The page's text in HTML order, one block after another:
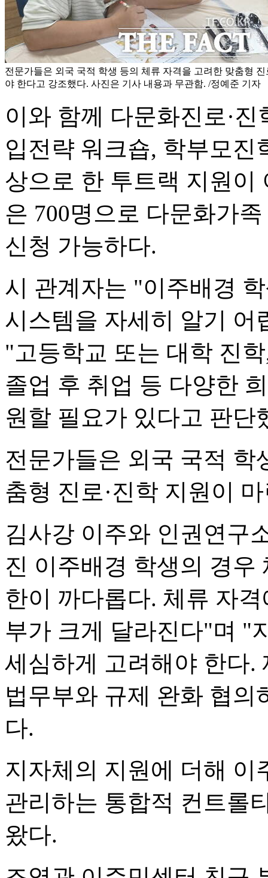
전문가들은 외국 국적 학생 등의 체류 자격을 고려한 맞춤형
야 한다고 강조했다. 사진은 기사 내용과 무관함. /정예준 기자
이와 함께 다문화진로·
입전략 워크숍, 학부모진
상으로 한 투트랙 지원이
은 700명으로 다문화가
신청 가능하다.
시 관계자는 "이주배경
시스템을 자세히 알기 어
"고등학교 또는 대학 진
졸업 후 취업 등 다양한
원할 필요가 있다고 판단
전문가들은 외국 국적 학
춤형 진로·진학 지원이
김사강 이주와 인권연구
진 이주배경 학생의 경우
한이 까다롭다. 체류 자
부가 크게 달라진다"며 "
세심하게 고려해야 한다.
법무부와 규제 완화 협
다.
지자체의 지원에 더해 이
관리하는 통합적 컨트롤
왔다.